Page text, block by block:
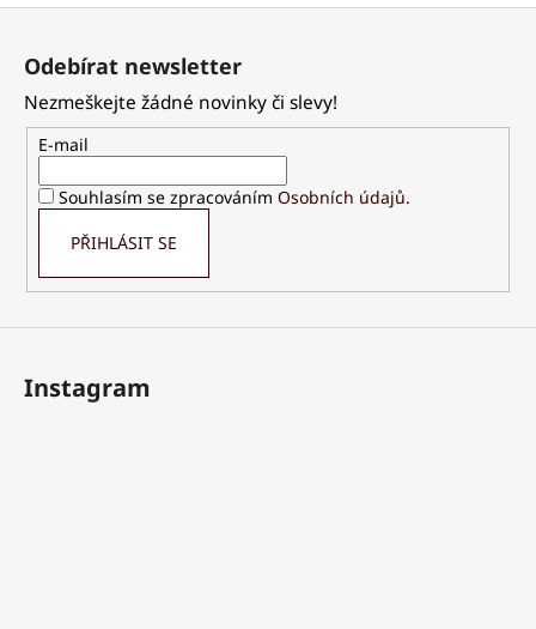
PALSAR7
KOSMETICKÁ
SADA
7KS
Z
Odebírat newsletter
Nezmeškejte žádné novinky či slevy!
E-mail
Souhlasím se zpracováním Osobních údajů.
PŘIHLÁSIT SE
Instagram